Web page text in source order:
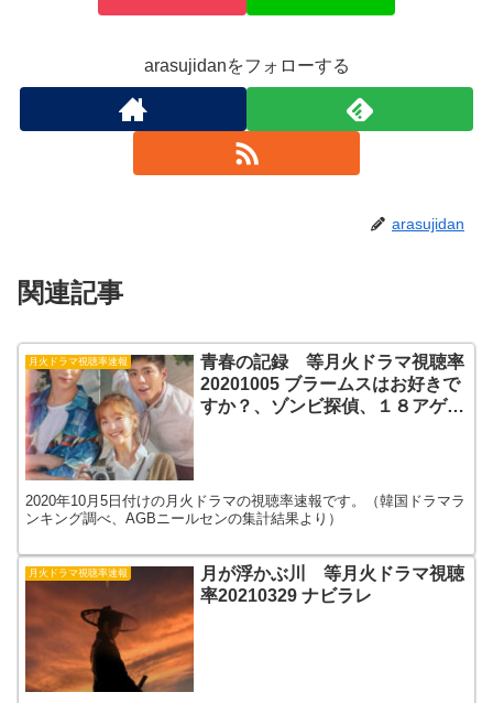
arasujidanをフォローする
arasujidan
関連記事
月火ドラマ視聴率速報
青春の記録 等月火ドラマ視聴率
20201005 ブラームスはお好きで
すか？、ゾンビ探偵、１８アゲイ
2020年10月5日付けの月火ドラマの視聴率速報です。（韓国ドラマラ
ンキング調べ、AGBニールセンの集計結果より）
月火ドラマ視聴率速報
月が浮かぶ川 等月火ドラマ視聴
率20210329 ナビラレ